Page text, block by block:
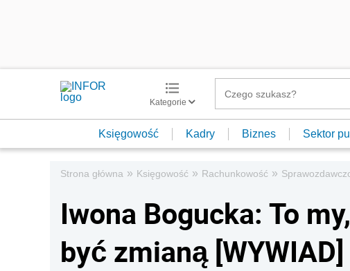
Kategorie
Księgowość Kadry Biznes Sektor
Strona główna » Księgowość » Rachunkowość »
Iwona Bogucka: To
być zmianą [WYWIAD]